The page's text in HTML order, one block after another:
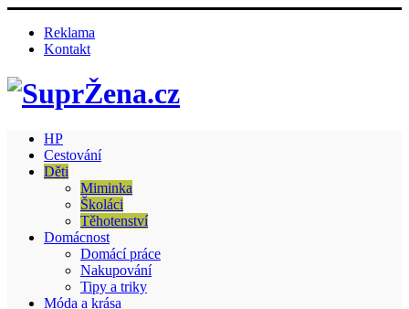
Reklama
Kontakt
HP
Cestování
Děti
Miminka
Školáci
Těhotenství
Domácnost
Domácí práce
Nakupování
Tipy a triky
Móda a krása